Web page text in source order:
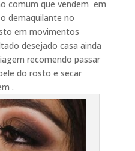
comum que vendem em
demaquilante no
em movimentos
desejado casa ainda
recomendo passar
do rosto e secar
.